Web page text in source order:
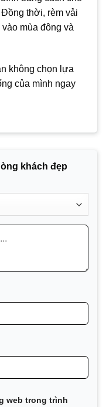
thời, rèm vải
mùa đông và
không chọn lựa
của mình ngay
khách đẹp
web trong trình